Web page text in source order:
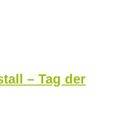
– Tag der